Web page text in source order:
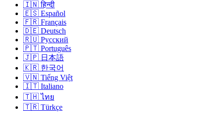
🇮🇳 हिन्दी
🇪🇸 Español
🇫🇷 Français
🇩🇪 Deutsch
🇷🇺 Русский
🇵🇹 Português
🇯🇵 日本語
🇰🇷 한국어
🇻🇳 Tiếng Việt
🇮🇹 Italiano
🇹🇭 ไทย
🇹🇷 Türkçe